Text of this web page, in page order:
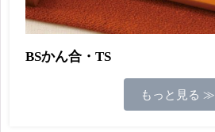
BSかん合・TS
もっと見る ≫